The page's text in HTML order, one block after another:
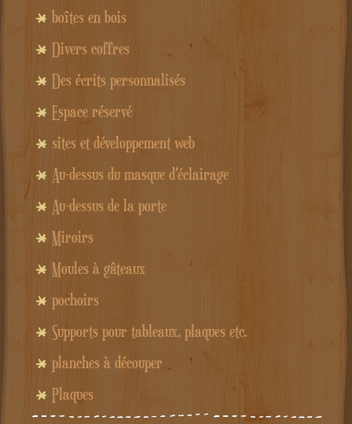
boîtes en bois
Divers coffres
Des écrits personnalisés
Espace réservé
sites et développement web
Au-dessus du masque d'éclairage
Au-dessus de la porte
Miroirs
Moules à gâteaux
pochoirs
Supports pour tableaux, plaques etc.
planches à découper
Plaques